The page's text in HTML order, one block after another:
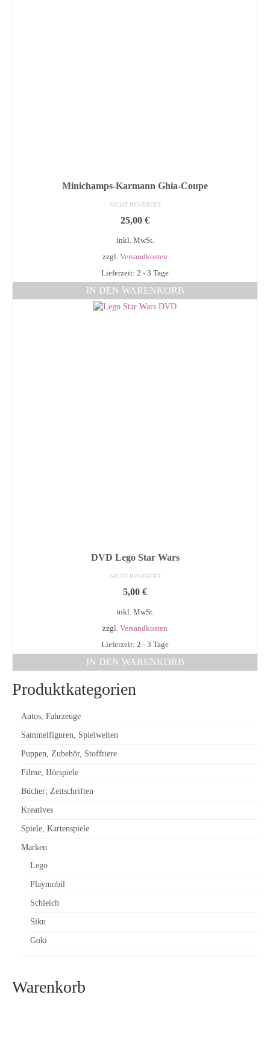
Minichamps-Karmann Ghia-Coupe
NICHT BEWERTET
25,00 €
inkl. MwSt.
zzgl. Versandkosten
Lieferzeit: 2 - 3 Tage
IN DEN WARENKORB
DVD Lego Star Wars
NICHT BEWERTET
5,00 €
inkl. MwSt.
zzgl. Versandkosten
Lieferzeit: 2 - 3 Tage
IN DEN WARENKORB
Produktkategorien
Autos, Fahrzeuge
Sammelfiguren, Spielwelten
Puppen, Zubehör, Stofftiere
Filme, Hörspiele
Bücher; Zeitschriften
Kreatives
Spiele, Kartenspiele
Marken
Lego
Playmobil
Schleich
Siku
Goki
Warenkorb